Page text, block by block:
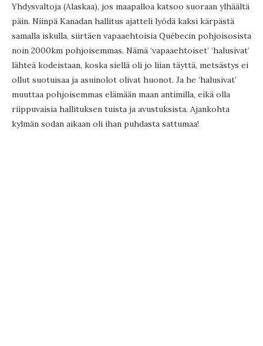
Yhdysvaltoja (Alaskaa), jos maapalloa katsoo suoraan ylhäältä
päin. Niinpä Kanadan hallitus ajatteli lyödä kaksi kärpästä
samalla iskulla, siirtäen vapaaehtoisia Québecin pohjoisosista
noin 2000km pohjoisemmas. Nämä ‘vapaaehtoiset’ ‘halusivat’
lähteä kodeistaan, koska siellä oli jo liian täyttä, metsästys ei
ollut suotuisaa ja asuinolot olivat huonot. Ja he ‘halusivat’
muuttaa pohjoisemmas elämään maan antimilla, eikä olla
riippuvaisia hallituksen tuista ja avustuksista. Ajankohta
kylmän sodan aikaan oli ihan puhdasta sattumaa!